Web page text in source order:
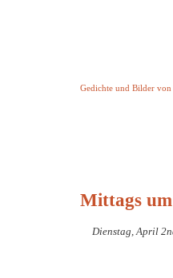
Gedichte und Bilder
Mittags
Dienstag, April